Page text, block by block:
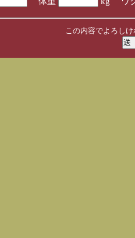
この内容でよろし